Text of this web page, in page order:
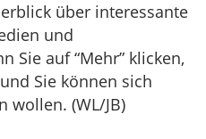
über interessante
und
Sie auf “Mehr” klicken,
Sie können sich
wollen. (WL/JB)